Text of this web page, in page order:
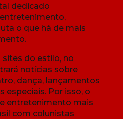
dedicado
o que há de mais
do estilo, no
notícias sobre
dança, lançamentos
especiais. Por isso, o
entretenimento mais
com colunistas